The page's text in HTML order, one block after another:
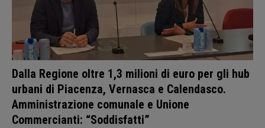
Dalla Regione oltre 1,3 milioni di euro per gli hub
urbani di Piacenza, Vernasca e Calendasco.
Amministrazione comunale e Unione
Commercianti: “Soddisfatti”